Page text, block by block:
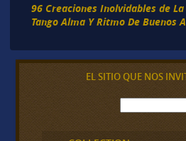
96 Creaciones Inolvidables de
Tango Alma Y Ritmo De Buenos
EL SITIO QUE NOS
B
u
c